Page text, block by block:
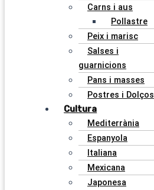
Carns i aus
Pollastre
Peix i marisc
Salses i
guarnicions
Pans i masses
Postres i Dolços
Cultura
Mediterrània
Espanyola
Italiana
Mexicana
Japonesa